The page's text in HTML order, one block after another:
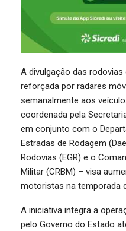
A divulgação das
reforçada por radares
semanalmente aos
coordenada pela
em conjunto com o
Estradas de Rodagem
Rodovias (EGR) e o
Militar (CRBM) – visa
motoristas na temporada
A iniciativa integra a
pelo Governo do Estado